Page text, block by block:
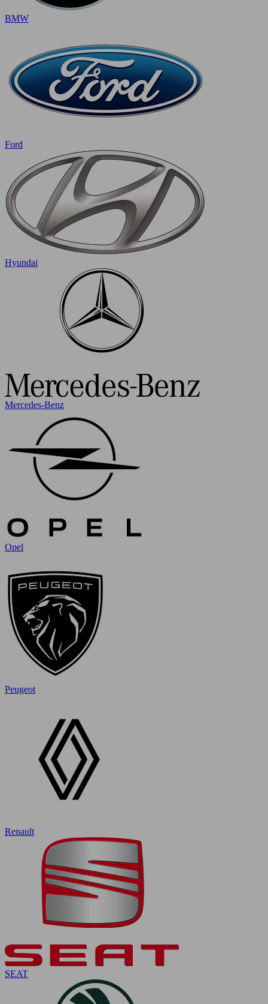
BMW
Ford
Hyundai
Mercedes-Benz
Opel
Peugeot
Renault
SEAT